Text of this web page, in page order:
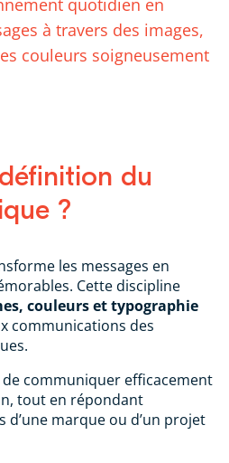
quotidien en
à travers des images,
couleurs soigneusement
du
?
les messages en
Cette discipline
couleurs et typographie
communications des
communiquer efficacement
tout en répondant
d’une marque ou d’un projet